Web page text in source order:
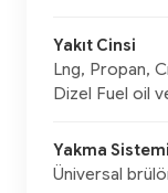
Yakıt Cinsi
Lng, Propan,
Dizel Fuel oil
Yakma Sistemi
Üniversal